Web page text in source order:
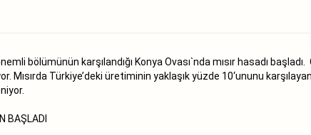
bölümünün karşılandığı Konya Ovası`nda mısır hasadı
Mısırda Türkiye’deki üretiminin yaklaşık yüzde 10‘ununu
BAŞLADI